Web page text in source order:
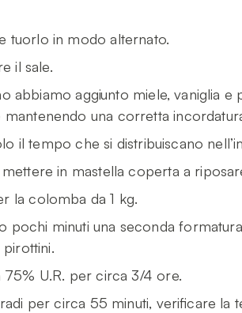
tuorlo in modo alternato.
il sale.
abbiamo aggiunto miele, vaniglia e
una corretta
il tempo che si distribuiscano
in mastella coperta a
la colomba da 1 kg.
pochi minuti una seconda
U.R. per circa 3/4 ore.
per circa 55 minuti, verificare la